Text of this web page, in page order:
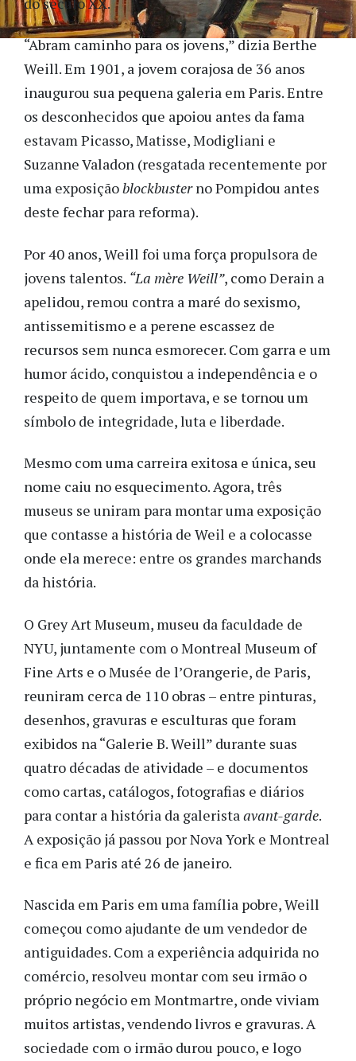
“Abram caminho para os jovens,” dizia Berthe
Weill. Em 1901, a jovem corajosa de 36 anos
inaugurou sua pequena galeria em Paris. Entre
os desconhecidos que apoiou antes da fama
estavam Picasso, Matisse, Modigliani e
Suzanne Valadon (resgatada recentemente por
uma exposiçãoblockbusterno Pompidou antes
deste fechar para reforma).
Por 40 anos, Weill foi uma força propulsora de
jovens talentos. “La mère Weill”, como Derain a
apelidou, remou contra a maré do sexismo,
antissemitismo e a perene escassez de
recursos sem nunca esmorecer. Com garra e um
humor ácido, conquistou a independência e o
respeito de quem importava, e se tornou um
símbolo de integridade, luta e liberdade.
Mesmo com uma carreira exitosa e única, seu
nome caiu no esquecimento. Agora, três
museus se uniram para montar uma exposição
que contasse a história de Weil e a colocasse
onde ela merece: entre os grandes marchands
da história.
O Grey Art Museum, museu da faculdade de
NYU, juntamente com o Montreal Museum of
Fine Arts e o Musée de l’Orangerie, de Paris,
reuniram cerca de 110 obras – entre pinturas,
desenhos, gravuras e esculturas que foram
exibidos na “Galerie B. Weill” durante suas
quatro décadas de atividade – e documentos
como cartas, catálogos, fotografias e diários
para contar a história da galeristaavant-garde.
A exposição já passou por Nova York e Montreal
e fica em Paris até 26 de janeiro.
Nascida em Paris em uma família pobre, Weill
começou como ajudante de um vendedor de
antiguidades. Com a experiência adquirida no
comércio, resolveu montar com seu irmão o
próprio negócio em Montmartre, onde viviam
muitos artistas, vendendo livros e gravuras. A
sociedade com o irmão durou pouco, e logo